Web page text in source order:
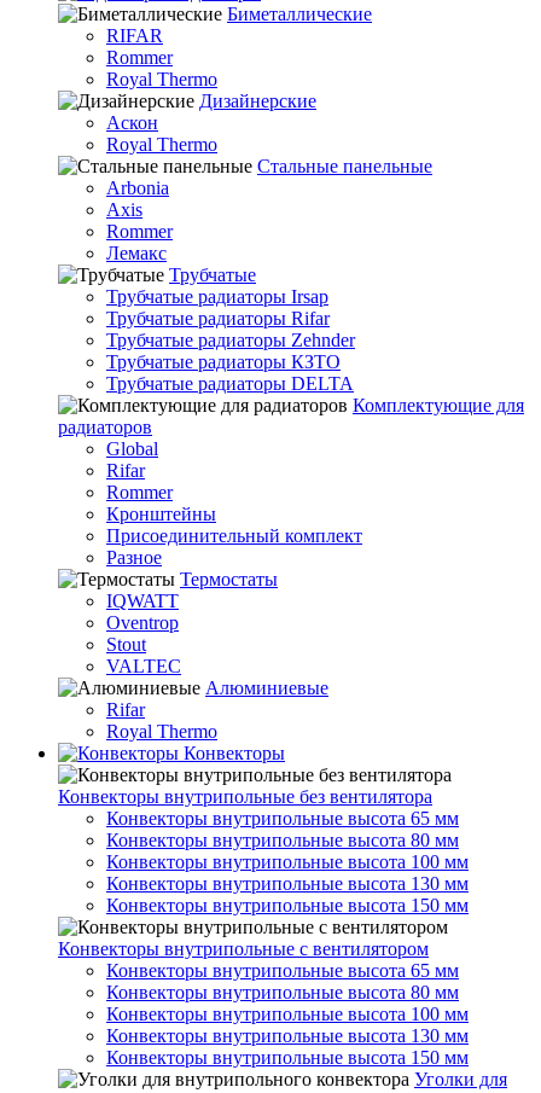
Биметаллические
RIFAR
Rommer
Royal Thermo
Дизайнерские
Аскон
Royal Thermo
Стальные панельные
Arbonia
Axis
Rommer
Лемакс
Трубчатые
Трубчатые радиаторы Irsap
Трубчатые радиаторы Rifar
Трубчатые радиаторы Zehnder
Трубчатые радиаторы КЗТО
Трубчатые радиаторы DELTA
Комплектующие для
радиаторов
Global
Rifar
Rommer
Кронштейны
Присоединительный комплект
Разное
Термостаты
IQWATT
Oventrop
Stout
VALTEC
Алюминиевые
Rifar
Royal Thermo
Конвекторы
Конвекторы внутрипольные без вентилятора
Конвекторы внутрипольные высота 65 мм
Конвекторы внутрипольные высота 80 мм
Конвекторы внутрипольные высота 100 мм
Конвекторы внутрипольные высота 130 мм
Конвекторы внутрипольные высота 150 мм
Конвекторы внутрипольные с вентилятором
Конвекторы внутрипольные высота 65 мм
Конвекторы внутрипольные высота 80 мм
Конвекторы внутрипольные высота 100 мм
Конвекторы внутрипольные высота 130 мм
Конвекторы внутрипольные высота 150 мм
Уголки для